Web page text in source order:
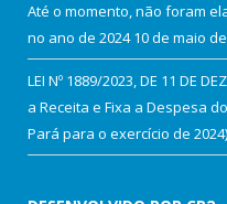
Até o momento, não foram
no ano de 2024 10 de maio
LEI Nº 1889/2023, DE 11 DE
a Receita e Fixa a Despesa
Pará para o exercício de 2024)